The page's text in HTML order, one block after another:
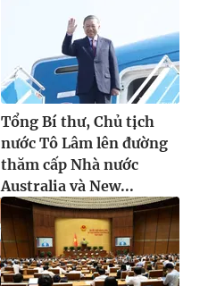
Tổng Bí thư, Chủ tịch
nước Tô Lâm lên đường
thăm cấp Nhà nước
Australia và New...